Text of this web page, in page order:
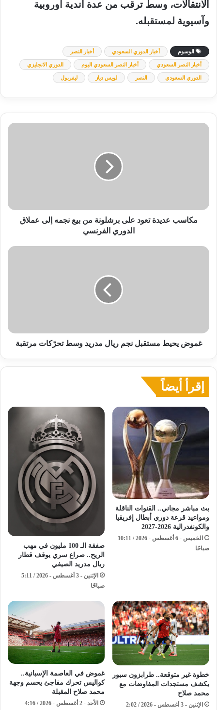
الانتقالات، وسط ترقب من عدة أندية أوروبية
وآسيوية لمستقبله.
الوسوم أخبار الدوري السعودي أخبار النصر
أخبار النصر السعودي أخبار النصر السعودي اليوم الدوري الانجليزي
الدوري السعودي النصر لويس دياز ليفربول
مكاسب
إلى
عملاقمكاسب عديدة تعود على برشلونة من بيع نجمه إلى عملاق
الدوري الفرنسي
غموض
مرتقبة
غموض يحيط مستقبل نجم ريال مدريد وسط تحرّكات مرتقبة
إقرأ أيضاً
بث مباشر مجاني.. القنوات الناقلة
ومواعيد قرعة دوري أبطال إفريقيا
والكونفدرالية 2026-2027
الخميس - 6 أغسطس - 2026 / 10:11
صباحًا
صفقة الـ 100 مليون في مهب
الريح.. صراع سري يوقف قطار
ريال مدريد الصيفي
الإثنين - 3 أغسطس - 2026 / 5:11
صباحًا
خطوة غير متوقعة.. طرابزون سبور
يكشف مستجدات المفاوضات مع
محمد صلاح
الإثنين - 3 أغسطس - 2026 / 2:02
غموض في العاصمة الإسبانية..
كواليس تحرك مفاجئ يحسم وجهة
محمد صلاح المقبلة
الأحد - 2 أغسطس - 2026 / 4:16